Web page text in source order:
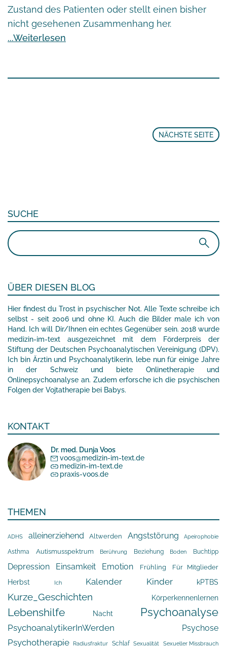
Zustand des Patienten oder stellt einen bisher
nicht gesehenen Zusammenhang her.
Weiterlesen
NÄCHSTE SEITE
SUCHE
Suchen
nach:
ÜBER DIESEN BLOG
Hier findest du Trost in psychischer Not. Alle Texte schreibe ich
selbst - seit 2006 und ohne KI. Auch die Bilder male ich von
Hand. Ich will Dir/Ihnen ein echtes Gegenüber sein. 2018 wurde
medizin-im-text ausgezeichnet mit dem Förderpreis der
Stiftung der Deutschen Psychoanalytischen Vereinigung (DPV).
Ich bin Ärztin und Psychoanalytikerin, lebe nun für einige Jahre
in der Schweiz und biete Onlinetherapie und
Onlinepsychoanalyse an. Zudem erforsche ich die psychischen
Folgen der Vojtatherapie bei Babys.
KONTAKT
Dr. med. Dunja Voos
voos@medizin-im-text.de
medizin-im-text.de
praxis-voos.de
THEMEN
ADHS alleinerziehend Altwerden Angststörung Apeirophobie
Asthma Autismusspektrum Berührung Beziehung Boden Buchtipp
Depression Einsamkeit Emotion Frühling Für Mitglieder
Herbst Ich Kalender Kinder kPTBS
Kurze_Geschichten Körperkennenlernen
Lebenshilfe Nacht Psychoanalyse
PsychoanalytikerInWerden Psychose
Psychotherapie Radiusfraktur Schlaf Sexualität Sexueller Missbrauch